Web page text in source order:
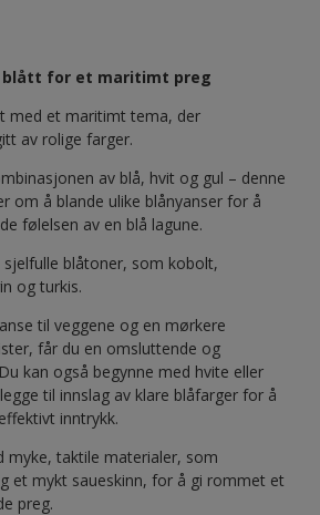
blått for et maritimt preg
med et maritimt tema, der
av rolige farger.
av blå, hvit og gul – denne
om å blande ulike blånyanser for å
følelsen av en blå lagune.
sjelfulle blåtoner, som kobolt,
og turkis.
til veggene og en mørkere
får du en omsluttende og
kan også begynne med hvite eller
til innslag av klare blåfarger for å
inntrykk.
myke, taktile materialer, som
et mykt saueskinn, for å gi rommet et
preg.